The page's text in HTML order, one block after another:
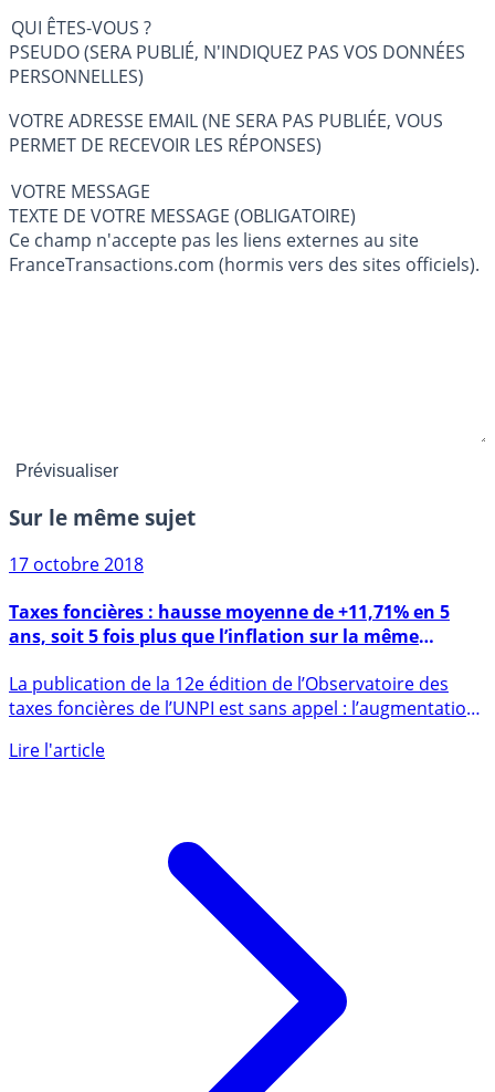
QUI ÊTES-VOUS ?
PSEUDO (SERA PUBLIÉ, N'INDIQUEZ PAS VOS DONNÉES
PERSONNELLES)
VOTRE ADRESSE EMAIL (NE SERA PAS PUBLIÉE, VOUS
PERMET DE RECEVOIR LES RÉPONSES)
VOTRE MESSAGE
TEXTE DE VOTRE MESSAGE (OBLIGATOIRE)
Ce champ n'accepte pas les liens externes au site
FranceTransactions.com (hormis vers des sites officiels).
Sur le même sujet
17 octobre 2018
ans, soit 5 fois plus que l’inflation sur la même
période
taxes foncières de l’UNPI est sans appel : l’augmentation